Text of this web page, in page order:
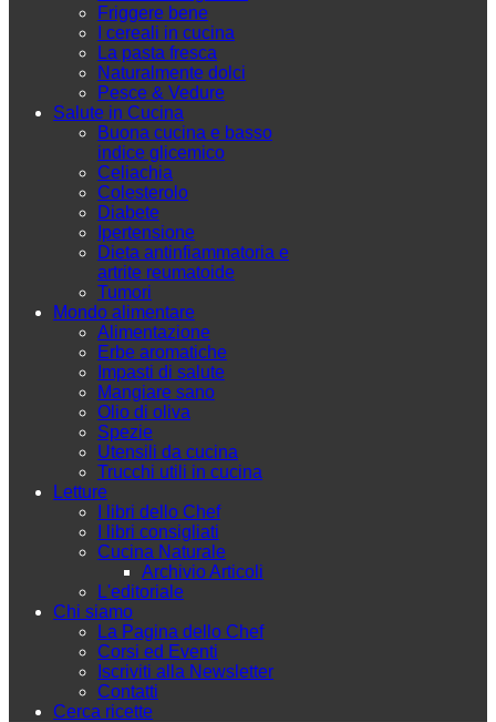
Friggere bene
I cereali in cucina
La pasta fresca
Naturalmente dolci
Pesce & Vedure
Salute in Cucina
Buona cucina e basso
indice glicemico
Celiachia
Colesterolo
Diabete
Ipertensione
Dieta antinfiammatoria e
artrite reumatoide
Tumori
Mondo alimentare
Alimentazione
Erbe aromatiche
Impasti di salute
Mangiare sano
Olio di oliva
Spezie
Utensili da cucina
Trucchi utili in cucina
Letture
I libri dello Chef
I libri consigliati
Cucina Naturale
Archivio Articoli
L'editoriale
Chi siamo
La Pagina dello Chef
Corsi ed Eventi
Iscriviti alla Newsletter
Contatti
Cerca ricette